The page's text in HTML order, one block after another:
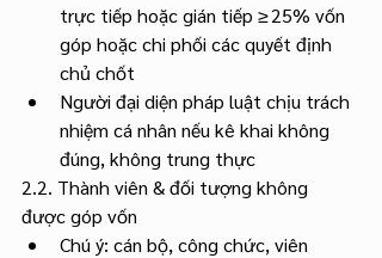
trực tiếp hoặc gián tiếp ≥ 25% vốn
góp hoặc chi phối các quyết định
chủ chốt
Người đại diện pháp luật chịu trách
nhiệm cá nhân nếu kê khai không
đúng, không trung thực
2.2. Thành viên & đối tượng không
được góp vốn
Chú ý: cán bộ, công chức, viên